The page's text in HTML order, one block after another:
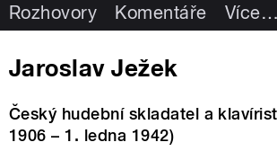
Rozhovory Komentáře Více…
Jaroslav Ježek
Český hudební skladatel a
1906 – 1. ledna 1942)